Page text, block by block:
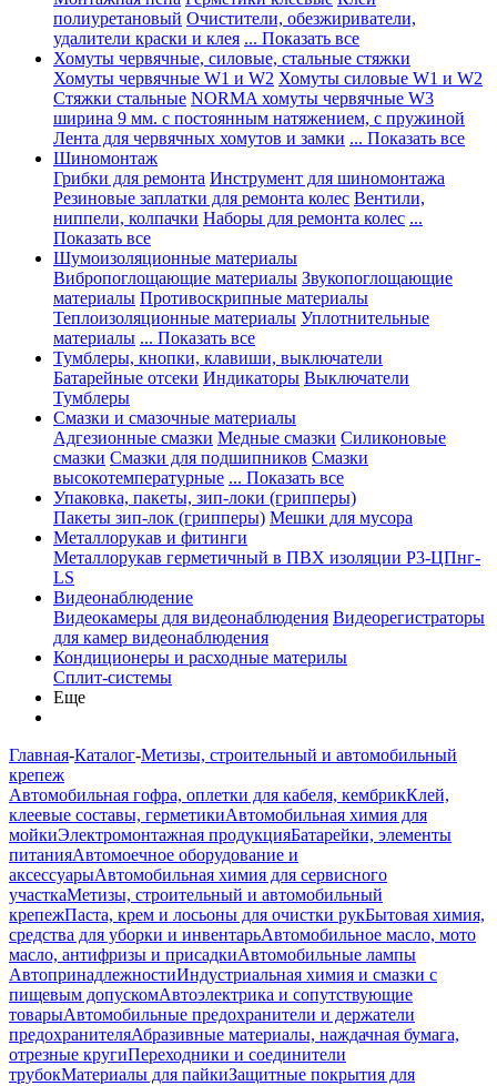
полиуретановый Очистители, обезжириватели,
удалители краски и клея ... Показать все
Хомуты червячные, силовые, стальные стяжки
Хомуты червячные W1 и W2 Хомуты силовые W1 и W2
Стяжки стальные NORMA хомуты червячные W3
ширина 9 мм. с постоянным натяжением, с пружиной
Лента для червячных хомутов и замки ... Показать все
Шиномонтаж
Грибки для ремонта Инструмент для шиномонтажа
Резиновые заплатки для ремонта колес Вентили,
ниппели, колпачки Наборы для ремонта колес ...
Показать все
Шумоизоляционные материалы
Вибропоглощающие материалы Звукопоглощающие
материалы Противоскрипные материалы
Теплоизоляционные материалы Уплотнительные
материалы ... Показать все
Тумблеры, кнопки, клавиши, выключатели
Батарейные отсеки Индикаторы Выключатели
Тумблеры
Смазки и смазочные материалы
Адгезионные смазки Медные смазки Силиконовые
смазки Смазки для подшипников Смазки
высокотемпературные ... Показать все
Упаковка, пакеты, зип-локи (грипперы)
Пакеты зип-лок (грипперы) Мешки для мусора
Металлорукав и фитинги
Металлорукав герметичный в ПВХ изоляции Р3-ЦПнг-
LS
Видеонаблюдение
Видеокамеры для видеонаблюдения Видеорегистраторы
для камер видеонаблюдения
Кондиционеры и расходные материлы
Сплит-системы
Еще
Главная-Каталог-Метизы, строительный и автомобильный
крепеж
Автомобильная гофра, оплетки для кабеля, кембрикКлей,
клеевые составы, герметикиАвтомобильная химия для
мойкиЭлектромонтажная продукцияБатарейки, элементы
питанияАвтомоечное оборудование и
аксессуарыАвтомобильная химия для сервисного
участкаМетизы, строительный и автомобильный
крепежПаста, крем и лосьоны для очистки рукБытовая химия,
средства для уборки и инвентарьАвтомобильное масло, мото
масло, антифризы и присадкиАвтомобильные лампы
АвтопринадлежностиИндустриальная химия и смазки с
пищевым допускомАвтоэлектрика и сопутствующие
товарыАвтомобильные предохранители и держатели
предохранителяАбразивные материалы, наждачная бумага,
отрезные кругиПереходники и соединители
трубокМатериалы для пайкиЗащитные покрытия для